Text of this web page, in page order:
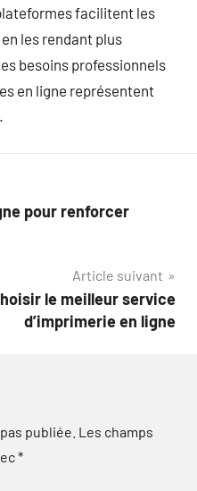
facilitent les
les rendant plus
besoins professionnels
en ligne représentent
pour renforcer
Article suivant
le meilleur service
d’imprimerie en ligne
publiée. Les champs
*